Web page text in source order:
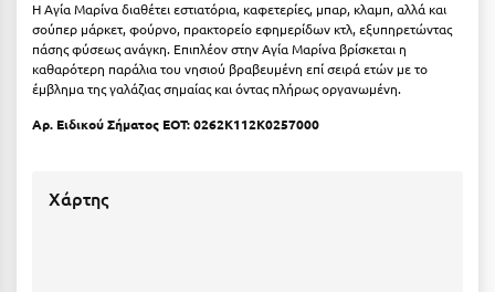
Μεσολόγγι
Μεσσηνία
Μετέωρα
Μήλος
Η Αγία Μαρίνα διαθέτει εστιατόρια, καφετερίες, μπαρ, κλαμπ, αλλά και
σούπερ μάρκετ, φούρνο, πρακτορείο εφημερίδων κτλ, εξυπηρετώντας
πάσης φύσεως ανάγκη. Επιπλέον στην Αγία Μαρίνα βρίσκεται η
καθαρότερη παράλια του νησιού βραβευμένη επί σειρά ετών με το
έμβλημα της γαλάζιας σημαίας και όντας πλήρως οργανωμένη.
Αρ. Ειδικού Σήματος ΕΟΤ: 0262K112K0257000
Χάρτης